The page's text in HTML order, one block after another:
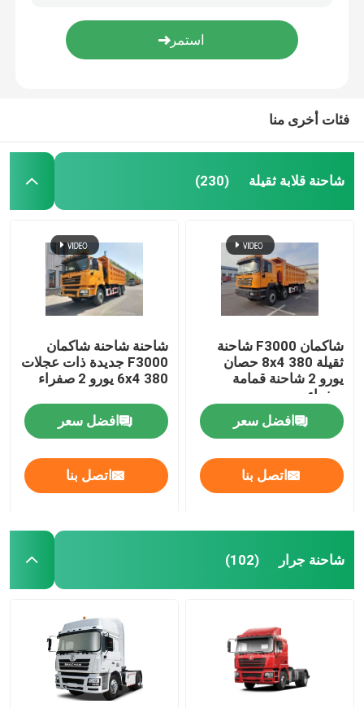
شاحنة لوري
شاحنة قمامة خفيفة
شاحنة شحن
شاحنة صهريج مياه
شاحنات خزانات النفط
شاحنة قمامة ضغط
فئات أخرى منا
شاحنة قلابة ثقيلة (230)
شاكمان F3000 شاحنة
ثقيلة 8x4 380 حصان
يورو 2 شاحنة قمامة
صفراء
افضل سعر
اتصل بنا
شاحنة شاحنة شاكمان
F3000 جديدة ذات عجلات
6x4 380 يورو 2 صفراء
افضل سعر
اتصل بنا
شاحنة جرار (102)